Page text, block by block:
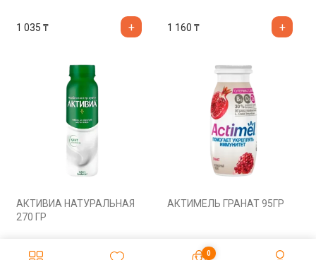
1 035 ₸ 1 160 ₸
АКТИВИА НАТУРАЛЬНАЯ
270 ГР
580₸
АКТИМЕЛЬ ГРАНАТ 95ГР
0